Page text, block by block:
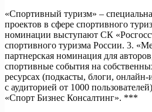
«Спортивный туризм» –
проектов в сфере спортивного
номинации выступают СК
спортивного туризма России. 3.
партнерская номинация для
спортивные события на
ресурсах (подкасты, блоги,
с аудиторией от 1000
«Спорт Бизнес Консалтинг». ***